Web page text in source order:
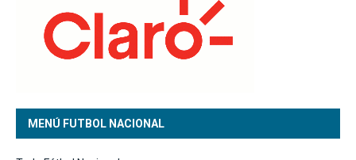
MENÚ FUTBOL NACIONAL